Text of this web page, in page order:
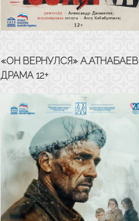
«ОН ВЕРНУЛСЯ» А.АТНАБАЕВ
ДРАМА 12+